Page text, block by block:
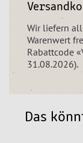
Wir liefern
Warenwert
Rabattcode
31.08.2026).
Das